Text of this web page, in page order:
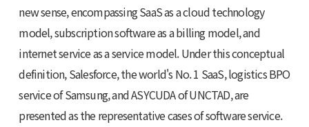
new sense, encompassing SaaS as a cloud technology
model, subscription software as a billing model, and
internet service as a service model. Under this conceptual
definition, Salesforce, the world's No. 1 SaaS, logistics BPO
service of Samsung, and ASYCUDA of UNCTAD, are
presented as the representative cases of software service.